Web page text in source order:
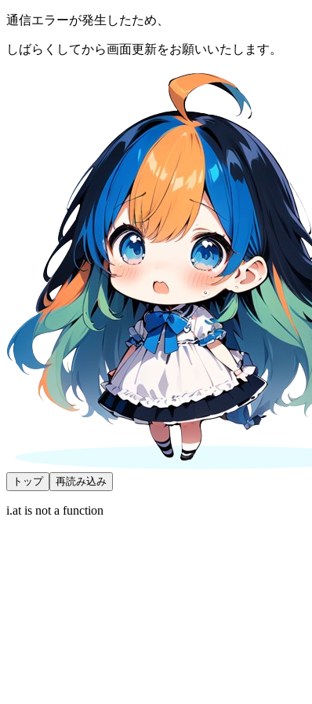
通信エラーが発生したため、
しばらくしてから画面更新をお願いいたします。
トップ 再読み込み
i.at is not a function